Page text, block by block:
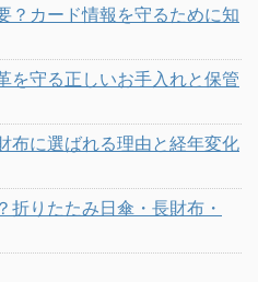
？カード情報を守るために知
を守る正しいお手入れと保管
布に選ばれる理由と経年変化
折りたたみ日傘・長財布・